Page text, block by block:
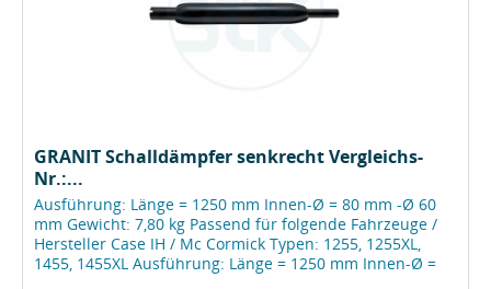
GRANIT Schalldämpfer senkrecht Vergleichs-
Nr.:...
Ausführung: Länge = 1250 mm Innen-Ø = 80 mm -Ø 60
mm Gewicht: 7,80 kg Passend für folgende Fahrzeuge /
Hersteller Case IH / Mc Cormick Typen: 1255, 1255XL,
1455, 1455XL Ausführung: Länge = 1250 mm Innen-Ø =